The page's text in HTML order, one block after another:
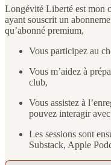
Longévité Liberté est mon
ayant souscrit un
qu’abonné premium,
Vous participez au
Vous m’aidez à
club,
Vous assistez à
pouvez interagir
Les sessions sont
Substack, Apple